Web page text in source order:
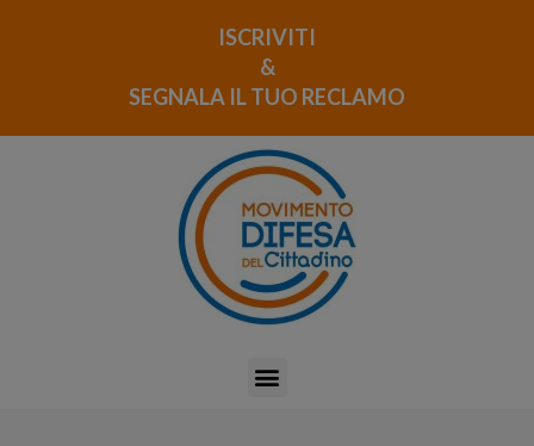
ISCRIVITI
&
SEGNALA IL TUO RECLAMO